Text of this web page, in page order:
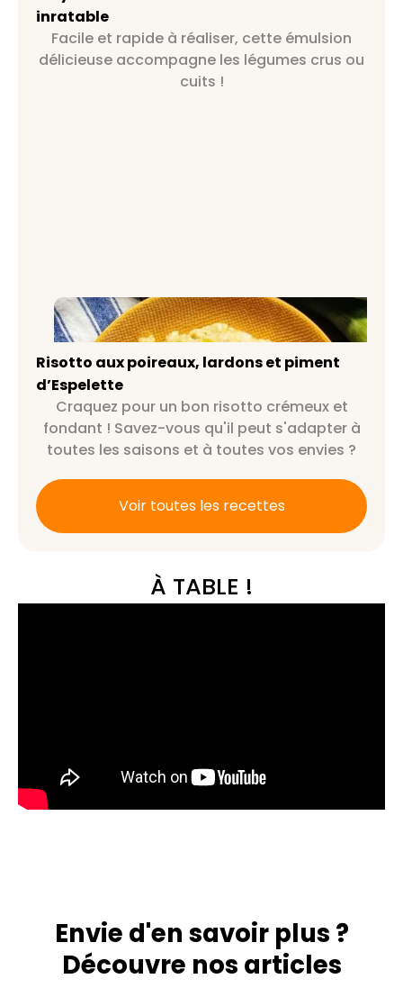
inratable
Facile et rapide à réaliser, cette émulsion
délicieuse accompagne les légumes crus ou
cuits !
Risotto aux poireaux, lardons et
piment d’Espelette
Risotto aux poireaux, lardons et piment
d’Espelette
Craquez pour un bon risotto crémeux et
fondant ! Savez-vous qu'il peut s'adapter à
toutes les saisons et à toutes vos envies ?
Voir toutes les recettes
À TABLE !
Envie d'en savoir plus ?
Découvre nos articles